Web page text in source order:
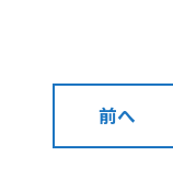
前へ